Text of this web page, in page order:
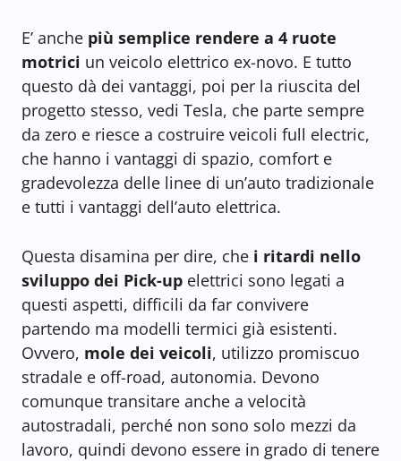
E’ anche più semplice rendere a 4 ruote
motrici un veicolo elettrico ex-novo. E tutto
questo dà dei vantaggi, poi per la riuscita del
progetto stesso, vedi Tesla, che parte sempre
da zero e riesce a costruire veicoli full electric,
che hanno i vantaggi di spazio, comfort e
gradevolezza delle linee di un’auto tradizionale
e tutti i vantaggi dell’auto elettrica.
Questa disamina per dire, che i ritardi nello
sviluppo dei Pick-up elettrici sono legati a
questi aspetti, difficili da far convivere
partendo ma modelli termici già esistenti.
Ovvero, mole dei veicoli, utilizzo promiscuo
stradale e off-road, autonomia. Devono
comunque transitare anche a velocità
autostradali, perché non sono solo mezzi da
lavoro, quindi devono essere in grado di tenere